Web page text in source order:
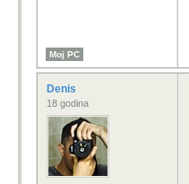
Moj PC
Denis
18 godina